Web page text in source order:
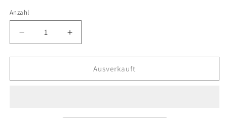
Anzahl
Anzahl
Verringere
die
Menge
Antonius
Erhöhe
die
Menge
Antonius
Ausverkauft